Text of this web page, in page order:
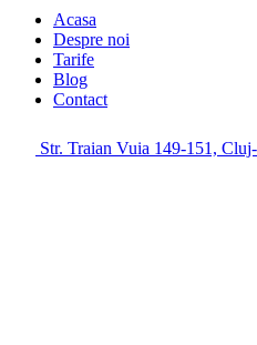
Acasa
Despre noi
Tarife
Blog
Contact
Str. Traian Vuia 149-151,